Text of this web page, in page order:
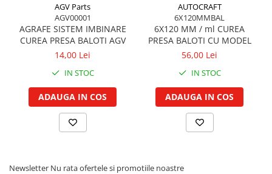
Inele camasa motor
Pistoane motor
Set segmenti motor
Piston si segmenti
Pompe ulei motor
Pompa ulei motor
AGV Parts
AGV00001
AGRAFE SISTEM IMBINARE
CUREA PRESA BALOTI AGV
14,00 Lei
IN STOC
ADAUGA IN COS
AUTOCRAFT
6X120MMBAL
6X120 MM / ml CUREA
PRESA BALOTI CU MODEL
56,00 Lei
IN STOC
ADAUGA IN COS
Newsletter Nu rata ofertele si promotiile noastre